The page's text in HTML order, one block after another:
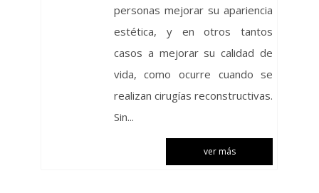
personas mejorar su apariencia
estética, y en otros tantos
casos a mejorar su calidad de
vida, como ocurre cuando se
realizan cirugías reconstructivas.
Sin...
ver más